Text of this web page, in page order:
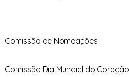
Comissão de Nomeações
Comissão Dia Mundial do Coração